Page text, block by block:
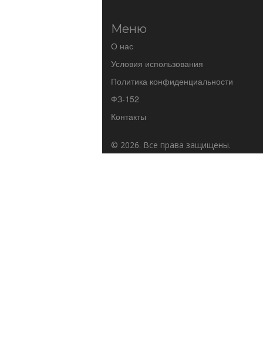
Меню
О нас
Условия использования
Политика конфиденциальности
ФЗ-152
Контакты
© 2026. Все права защищены.